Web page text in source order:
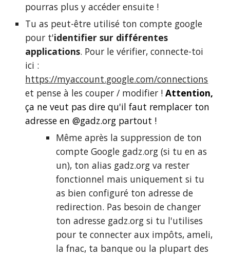
pourras plus y accéder ensuite !
Tu as peut-être utilisé ton compte google
pour t'identifier sur différentes
applications. Pour le vérifier, connecte-toi
ici :
https://myaccount.google.com/connections
et pense à les couper / modifier !Attention,
ça ne veut pas dire qu'il faut remplacer ton
adresse en @gadz.org partout !
Même après la suppression de ton
compte Google gadz.org (si tu en as
un), ton alias gadz.org va rester
fonctionnel mais uniquement si tu
as bien configuré ton adresse de
redirection. Pas besoin de changer
ton adresse gadz.org si tu l'utilises
pour te connecter aux impôts, ameli,
la fnac, ta banque ou la plupart des